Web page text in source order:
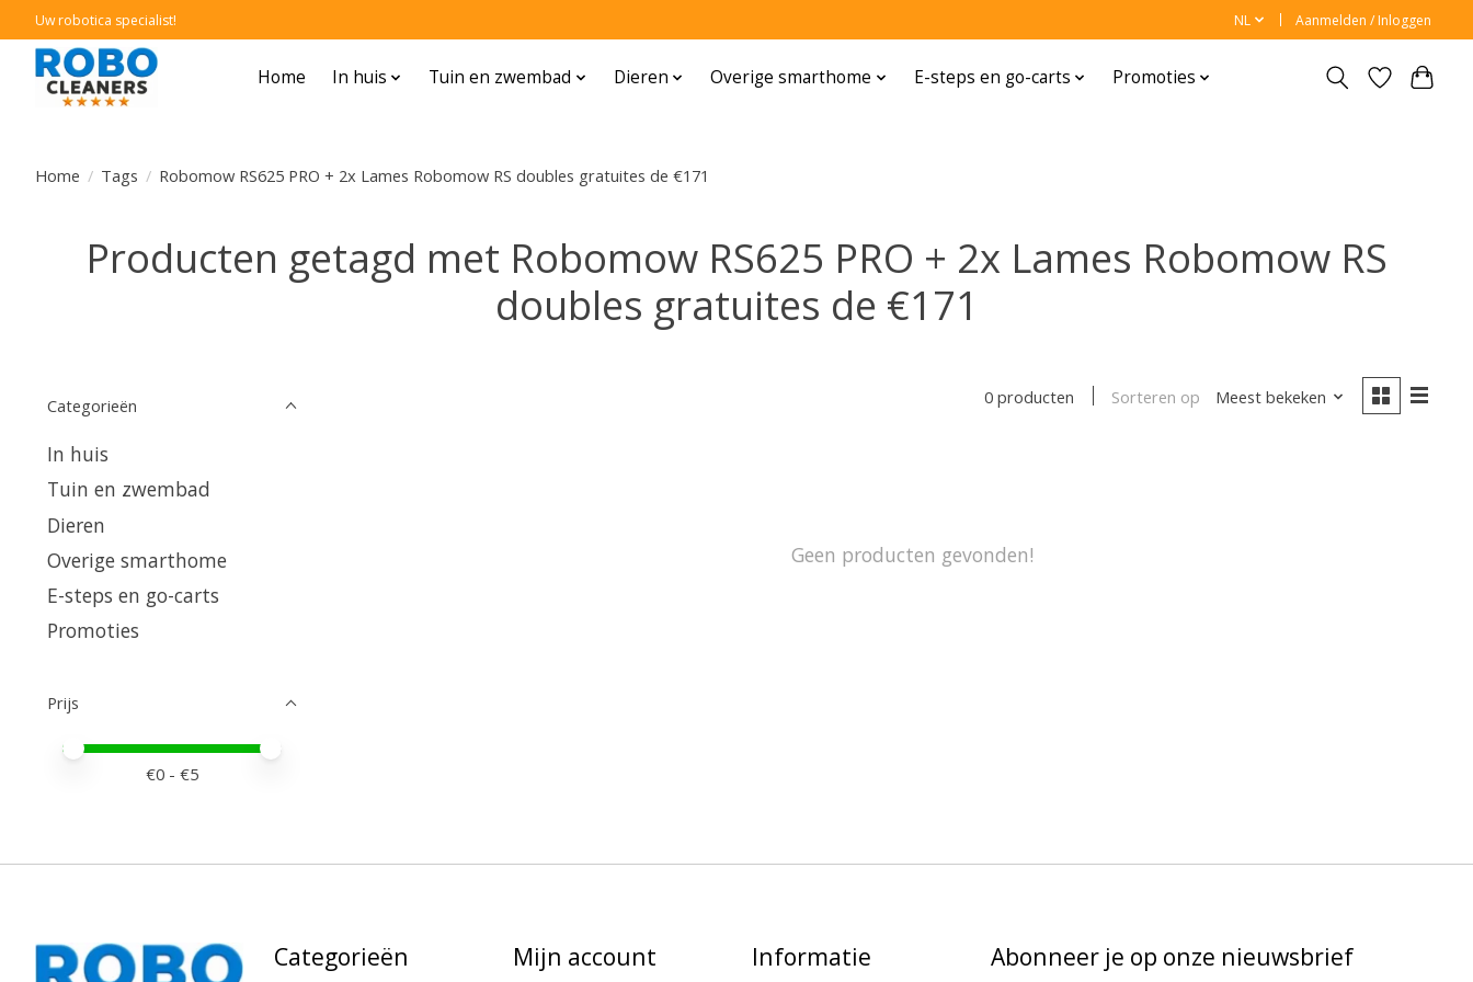
Uw robotica specialist! NL Aanmelden / Inloggen
Home In huis Tuin en zwembad Dieren Overige smarthome E-steps en go-carts Promoties
Home / Tags / Robomow RS625 PRO + 2x Lames Robomow RS doubles gratuites de €171
Producten getagd met Robomow RS625 PRO + 2x Lames Robomow RS
doubles gratuites de €171
Categorieën
In huis
Tuin en zwembad
Dieren
Overige smarthome
E-steps en go-carts
Promoties
Prijs
Minimale prijswaarde
Price maximum value
€0 - €5
0 producten Sorteren op Meest bekeken
Geen producten gevonden!
Categorieën Mijn account Informatie Abonneer je op onze nieuwsbrief